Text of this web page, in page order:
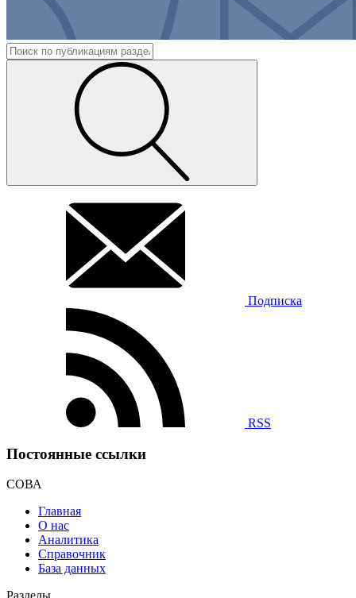
Подписка
RSS
Постоянные ссылки
СОВА
Главная
О нас
Аналитика
Справочник
База данных